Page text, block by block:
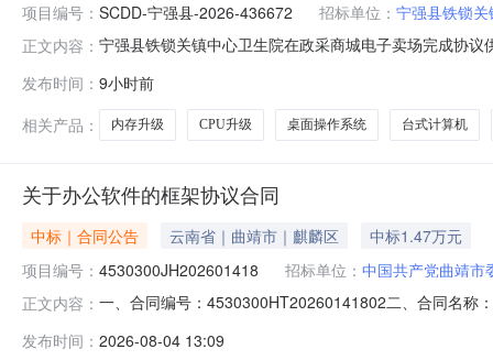
项目编号： SCDD-宁强县-2026-436672 招标单位： 宁强县铁锁
正文内容： 宁强县铁锁关镇中心卫生院在政采商城电子卖场完成协
采购方式：电子卖场（超市直购)二、采购结果成交供应
发布时间： 9小时前
相关产品：
内存升级 CPU升级 桌面操作系统 台式计算机
关于办公软件的框架协议合同
中标｜合同公告 云南省｜曲靖市｜麒麟区
中标1.47万元
项目编号： 4530300JH202601418 招标单位： 中国共产党曲靖市
正文内容： 一、合同编号：4530300HT20260141802二、合同名称
地址：云南省曲靖市麒麟区寥廓南路121号联系方式：
发布时间： 2026-08-04 13:09